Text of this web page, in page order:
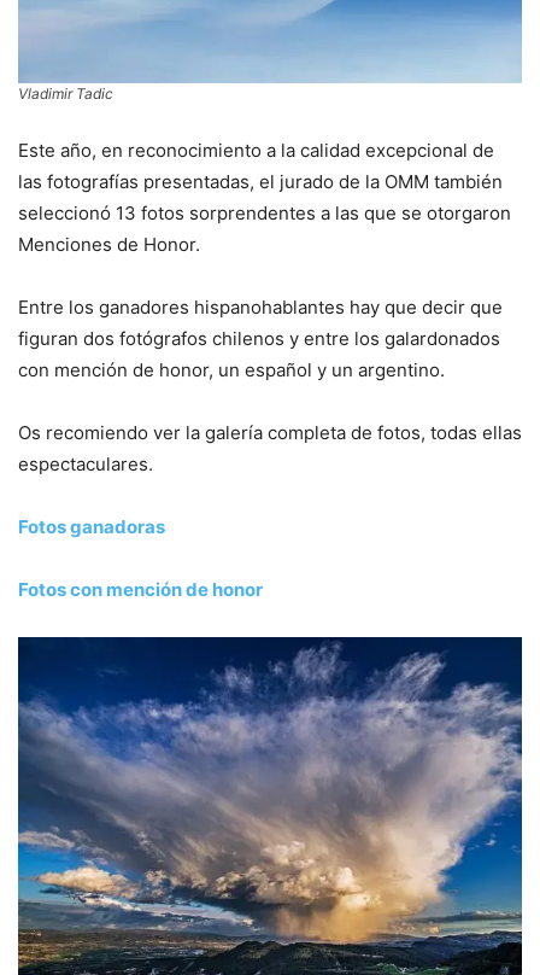
Vladimir Tadic
Este año, en reconocimiento a la calidad excepcional de
las fotografías presentadas, el jurado de la OMM también
seleccionó 13 fotos sorprendentes a las que se otorgaron
Menciones de Honor.
Entre los ganadores hispanohablantes hay que decir que
figuran dos fotógrafos chilenos y entre los galardonados
con mención de honor, un español y un argentino.
Os recomiendo ver la galería completa de fotos, todas ellas
espectaculares.
Fotos ganadoras
Fotos con mención de honor